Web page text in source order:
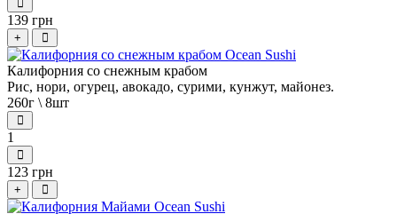
139 грн
+
Калифорния со снежным крабом
Рис, нори, огурец, авокадо, сурими, кунжут, майонез.
260г \ 8шт
1
123 грн
+